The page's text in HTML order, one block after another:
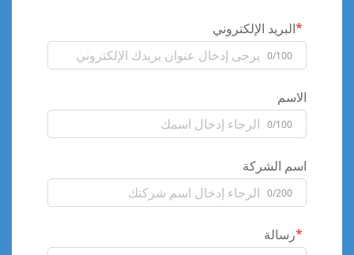
البريد الإلكتروني
0/100
الاسم
0/100
اسم الشركة
0/200
رسالة